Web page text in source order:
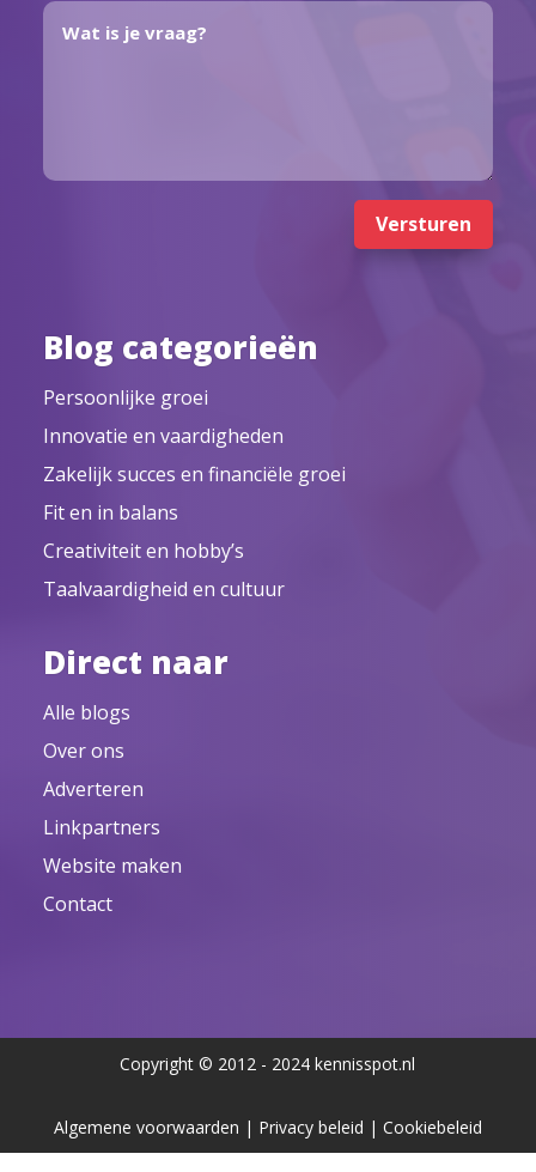
Versturen
Blog categorieën
Persoonlijke groei
Innovatie en vaardigheden
Zakelijk succes en financiële groei
Fit en in balans
Creativiteit en hobby’s
Taalvaardigheid en cultuur
Direct naar
Alle blogs
Over ons
Adverteren
Linkpartners
Website maken
Contact
Copyright © 2012 - 2024 kennisspot.nl
Algemene voorwaarden | Privacy beleid | Cookiebeleid